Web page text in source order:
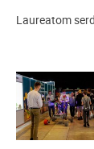
Laureatom